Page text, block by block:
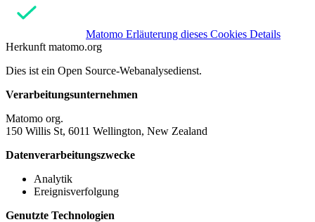
Matomo Erläuterung dieses Cookies Details
Herkunft matomo.org
Dies ist ein Open Source-Webanalysedienst.
Verarbeitungsunternehmen
Matomo org.
150 Willis St, 6011 Wellington, New Zealand
Datenverarbeitungszwecke
Analytik
Ereignisverfolgung
Genutzte Technologien